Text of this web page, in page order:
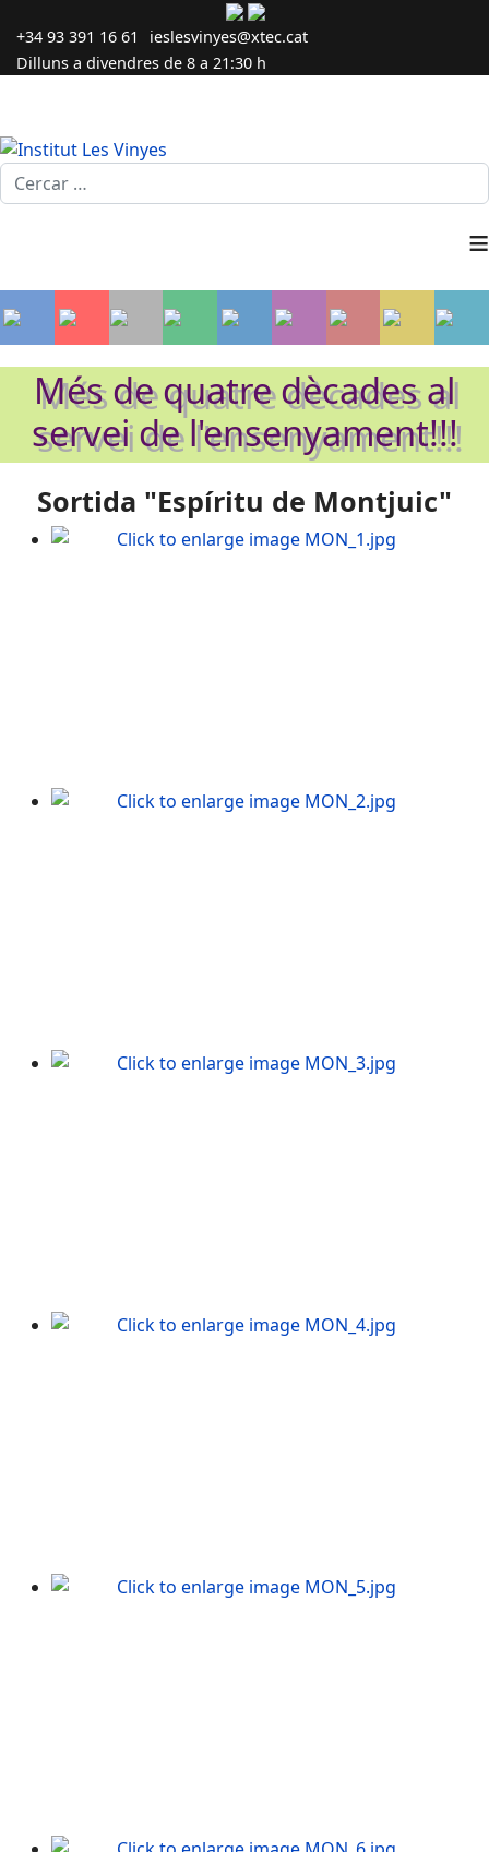
+34 93 391 16 61
ieslesvinyes@xtec.cat
Dilluns a divendres de 8 a 21:30 h
Cercar...
≡
Més de quatre dècades al
servei de l'ensenyament!!!
Sortida "Espíritu de Montjuic"